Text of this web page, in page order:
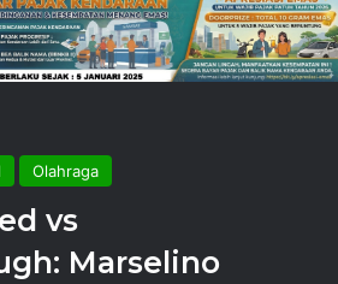
Olahraga
vs
Marselino